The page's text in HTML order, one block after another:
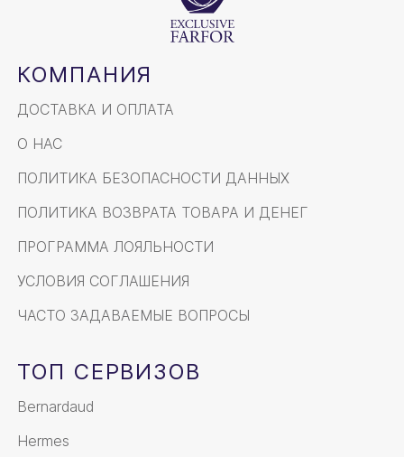
КОМПАНИЯ
ДОСТАВКА И ОПЛАТА
О НАС
ПОЛИТИКА БЕЗОПАСНОСТИ ДАННЫХ
ПОЛИТИКА ВОЗВРАТА ТОВАРА И ДЕНЕГ
ПРОГРАММА ЛОЯЛЬНОСТИ
УСЛОВИЯ СОГЛАШЕНИЯ
ЧАСТО ЗАДАВАЕМЫЕ ВОПРОСЫ
ТОП СЕРВИЗОВ
Bernardaud
Hermes